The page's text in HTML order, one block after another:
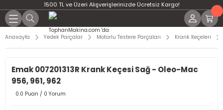
1500 TL ve Üzeri Alışverişlerinizde Ücretsiz Kargo!
Anasayfa Yedek Parçalar Motorlu Testere Parçaları Krank Keçeleri
Emak 007201313R Krank Keçesi Sağ - Oleo-Mac
956, 961, 962
0.0 Puan / 0 Yorum